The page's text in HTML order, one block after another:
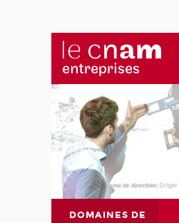
DOMAINES DE